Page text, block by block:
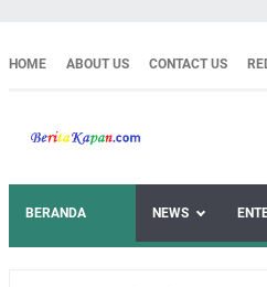
HOME ABOUT US CONTACT US
BERANDA NEWS